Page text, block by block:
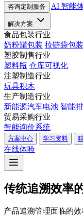
咨询定制服务 AI 智能
解决方案
食品包装行业
奶粉罐包装 拉链袋包装
塑胶制售行业
塑料瓶 仓库可视化
注塑制造行业
玩具积木
生产制造行业
新能源汽车电池 智能
贸易采购行业
智能询价系统
方案中心 学习资料
在线体验
传统追溯效率
产品追溯管理面临的